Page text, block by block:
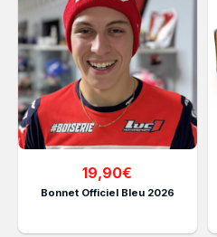
19,90€
Bonnet Officiel Bleu 2026